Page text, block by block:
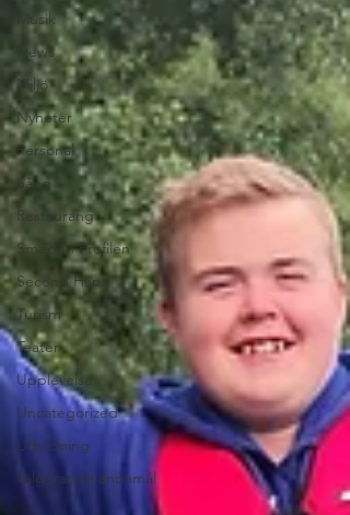
Musik
News
Miljö
Nyheter
Personal
Sång
Restaurang
Smeden Profilen
Second Hand
Turism
Teater
Upplevelse
Uncategorized
Utbildning
Välgörande ändamål